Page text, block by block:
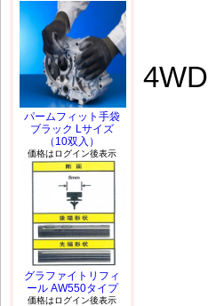
4WD
パームフィット手袋
ブラック Lサイズ
（10双入）
価格はログイン後表示
グラファイトリフィ
ール AW550タイプ
価格はログイン後表示